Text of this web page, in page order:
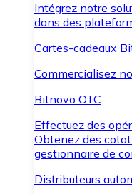
Intégrez notre
dans des
Cartes-cadeaux
Commercialisez
Bitnovo OTC
Effectuez des
Obtenez des
gestionnaire de
Distributeurs